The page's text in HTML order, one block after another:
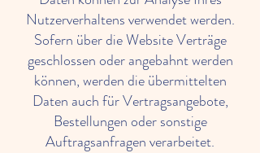
Nutzerverhaltens verwendet werden.
Sofern über die Website Verträge
geschlossen oder angebahnt werden
können, werden die übermittelten
Daten auch für Vertragsangebote,
Bestellungen oder sonstige
Auftragsanfragen verarbeitet.